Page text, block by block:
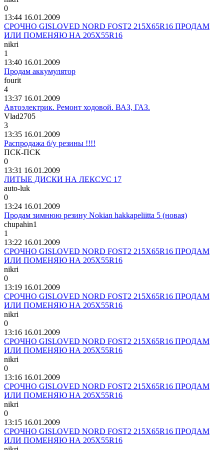
0
13:44 16.01.2009
СРОЧНО GISLOVED NORD FOST2 215Х65R16 ПРОДАМ
ИЛИ ПОМЕНЯЮ НА 205Х55R16
nikri
1
13:40 16.01.2009
Продам аккумулятор
fourit
4
13:37 16.01.2009
Автоэлектрик. Ремонт ходовой. ВАЗ, ГАЗ.
Vlad2705
3
13:35 16.01.2009
Распродажа б/у резины !!!!
ПСК-ПСК
0
13:31 16.01.2009
ЛИТЫЕ ДИСКИ НА ЛЕКСУС 17
auto-luk
0
13:24 16.01.2009
Продам зимнюю резину Nokian hakkapeliitta 5 (новая)
chupahin1
1
13:22 16.01.2009
СРОЧНО GISLOVED NORD FOST2 215Х65R16 ПРОДАМ
ИЛИ ПОМЕНЯЮ НА 205Х55R16
nikri
0
13:19 16.01.2009
СРОЧНО GISLOVED NORD FOST2 215Х65R16 ПРОДАМ
ИЛИ ПОМЕНЯЮ НА 205Х55R16
nikri
0
13:16 16.01.2009
СРОЧНО GISLOVED NORD FOST2 215Х65R16 ПРОДАМ
ИЛИ ПОМЕНЯЮ НА 205Х55R16
nikri
0
13:16 16.01.2009
СРОЧНО GISLOVED NORD FOST2 215Х65R16 ПРОДАМ
ИЛИ ПОМЕНЯЮ НА 205Х55R16
nikri
0
13:15 16.01.2009
СРОЧНО GISLOVED NORD FOST2 215Х65R16 ПРОДАМ
ИЛИ ПОМЕНЯЮ НА 205Х55R16